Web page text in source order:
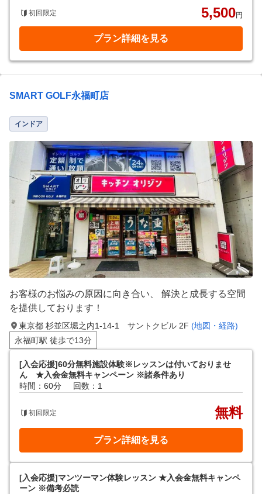
初回限定 5,500円
プラン詳細を見る
SMART GOLF永福町店
インドア
お客様のお悩みの原因に向き合い、 解決と成長する空間
を提供しております！
東京都 杉並区堀之内1-14-1 サントクビル 2F (地図・経路)
永福町駅 徒歩で13分
[入会応援]60分無料施設体験※レッスンは付いておりませ
ん ★入会金無料キャンペーン ※諸条件あり
時間：60分
回数：1
初回限定 無料
プラン詳細を見る
[入会応援]マンツーマン体験レッスン ★入会金無料キャンペ
ーン ※備考必読